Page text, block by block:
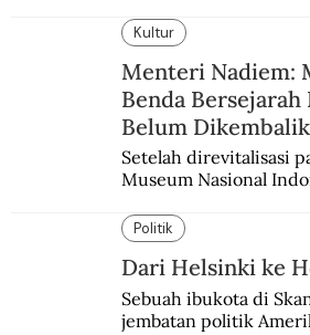
Kultur
Menteri Nadiem:
Benda
Belum
Setelah direvitalisasi
Museum Nasional
Pameran Repatriasi
Politik
Dari Helsinki ke
Sebuah ibukota di
jembatan politik